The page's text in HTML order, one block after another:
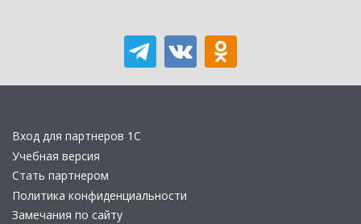
Вход для партнеров 1С
Учебная версия
Стать партнером
Политика конфиденциальности
Замечания по сайту